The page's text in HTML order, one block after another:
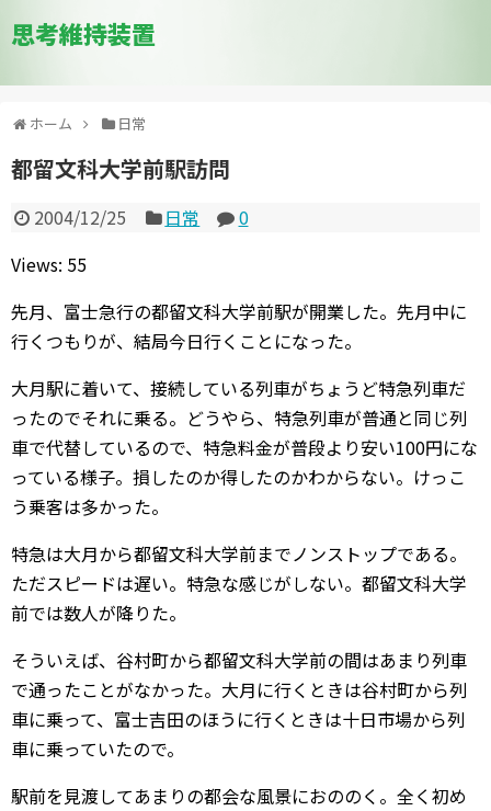
思考維持装置
ホーム 日常
都留文科大学前駅訪問
2004/12/25 日常
0
Views: 55
先月、富士急行の都留文科大学前駅が開業した。先月中に
行くつもりが、結局今日行くことになった。
大月駅に着いて、接続している列車がちょうど特急列車だ
ったのでそれに乗る。どうやら、特急列車が普通と同じ列
車で代替しているので、特急料金が普段より安い100円にな
っている様子。損したのか得したのかわからない。けっこ
う乗客は多かった。
特急は大月から都留文科大学前までノンストップである。
ただスピードは遅い。特急な感じがしない。都留文科大学
前では数人が降りた。
そういえば、谷村町から都留文科大学前の間はあまり列車
で通ったことがなかった。大月に行くときは谷村町から列
車に乗って、富士吉田のほうに行くときは十日市場から列
車に乗っていたので。
駅前を見渡してあまりの都会な風景におののく。全く初め